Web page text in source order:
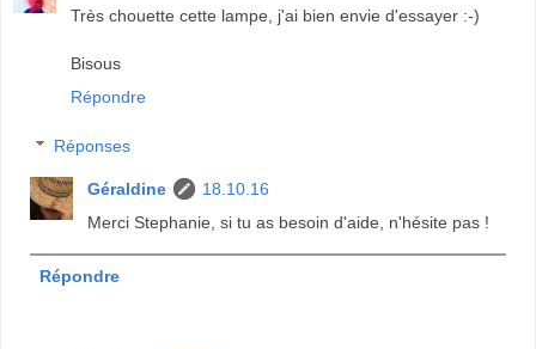
Très chouette cette lampe, j'ai bien envie d'essayer :-)
Bisous
Répondre
Réponses
Géraldine
18.10.16
Merci Stephanie, si tu as besoin d'aide, n'hésite pas !
Répondre